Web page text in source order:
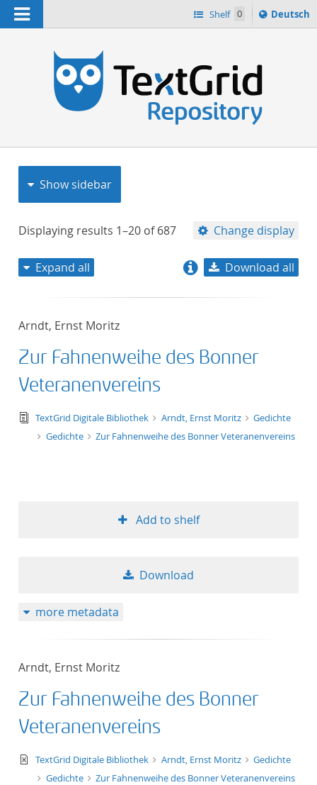
Navigation Shelf 0
Sprache
ï¿½ndern
Deutsch
Show sidebar
Displaying results 1–20 of687 Change display
title descending
format
Expand all Download all
Arndt, Ernst Moritz
Zur Fahnenweihe des Bonner
Veteranenvereins
text/tg.edition+tg.aggregation+xml
TextGrid Digitale Bibliothek Arndt, Ernst Moritz
Gedichte
Gedichte
Zur Fahnenweihe des Bonner Veteranenvereins
Add to shelf
Download
more metadata
Arndt, Ernst Moritz
Zur Fahnenweihe des Bonner
Veteranenvereins
text/xml
TextGrid Digitale Bibliothek Arndt, Ernst Moritz
Gedichte
Gedichte
Zur Fahnenweihe des Bonner Veteranenvereins